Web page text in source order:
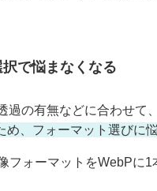
で悩まなくなる
過の有無などに合わせて
め、フォーマット選びに
フォーマットをWebPに1